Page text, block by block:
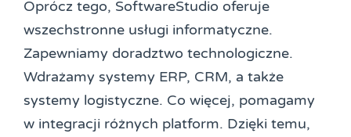
Oprócz tego, SoftwareStudio oferuje
wszechstronne usługi informatyczne.
Zapewniamy doradztwo technologiczne.
Wdrażamy systemy ERP, CRM, a także
systemy logistyczne. Co więcej, pomagamy
w integracji różnych platform. Dzięki temu,